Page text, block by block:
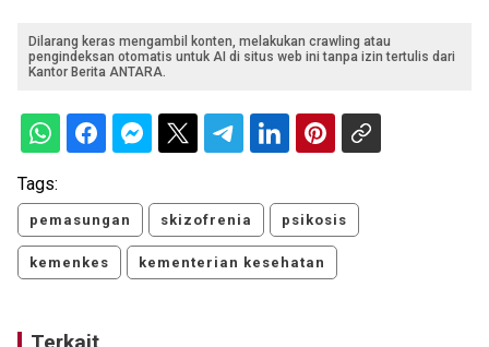
Dilarang keras mengambil konten, melakukan crawling atau
pengindeksan otomatis untuk AI di situs web ini tanpa izin tertulis dari
Kantor Berita ANTARA.
Tags:
pemasungan skizofrenia psikosis
kemenkes kementerian kesehatan